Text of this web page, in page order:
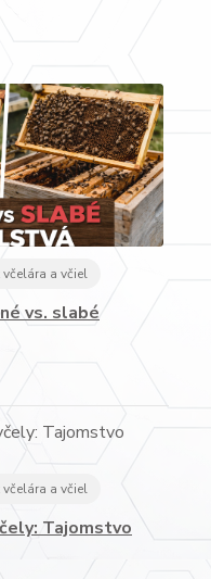
včelára a včiel
vs. slabé
včelára a včiel
Tajomstvo